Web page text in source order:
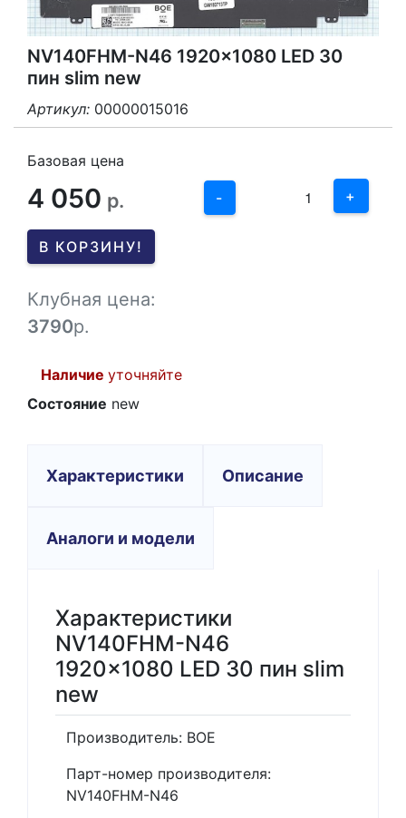
NV140FHM-N46 1920x1080 LED 30
пин slim new
Артикул: 00000015016
Базовая цена
4 050 р. -
3
1
+
В КОРЗИНУ!
Клубная цена:
3790р.
Наличие уточняйте
Состояние new
Характеристики Описание
Аналоги и модели
Характеристики
NV140FHM-N46
1920x1080 LED 30 пин slim
new
Производитель: BOE
Парт-номер производителя:
NV140FHM-N46